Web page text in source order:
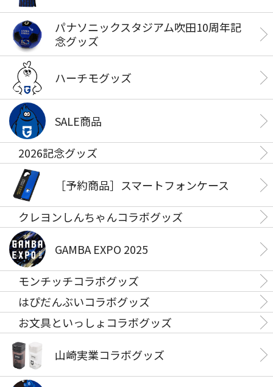
パナソニックスタジアム吹田10周年記
念グッズ
ハーチモグッズ
SALE商品
2026記念グッズ
［予約商品］スマートフォンケース
クレヨンしんちゃんコラボグッズ
GAMBA EXPO 2025
モンチッチコラボグッズ
はぴだんぶいコラボグッズ
お文具といっしょコラボグッズ
山崎実業コラボグッズ